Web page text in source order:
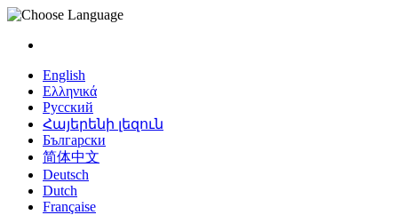
English
Ελληνικά
Русский
Հայերենի լեզուն
Български
简体中文
Deutsch
Dutch
Française